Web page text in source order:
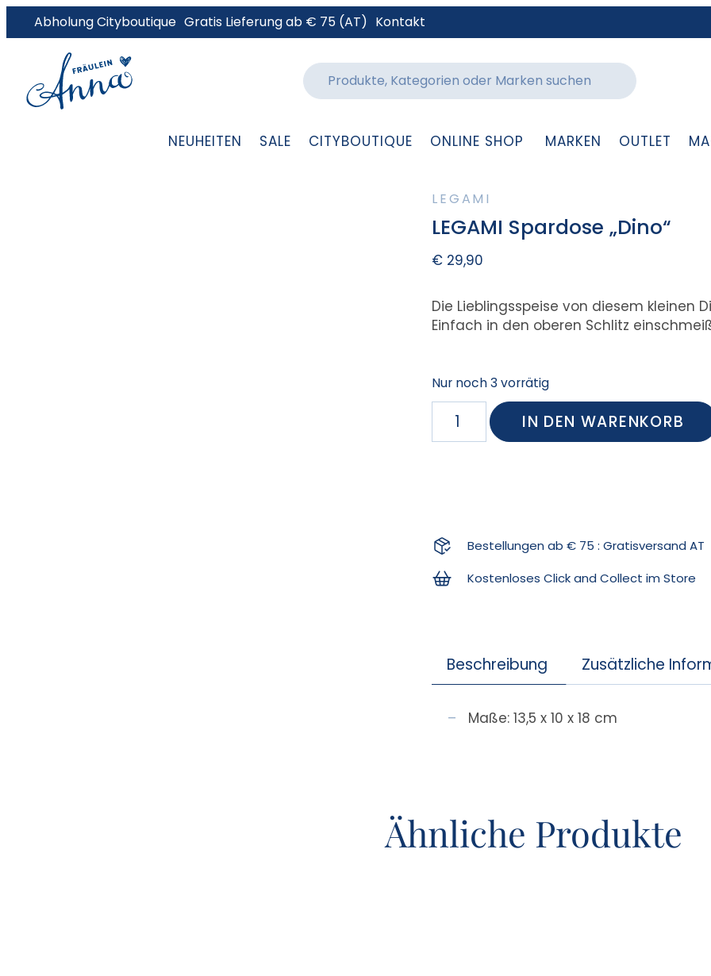
Abholung Cityboutique Gratis Lieferung ab € 75 (AT) Kontakt
NEUHEITEN SALE CITYBOUTIQUE ONLINE SHOP MARKEN OUTLET
LEGAMI
LEGAMI Spardose „Dino“
€ 29,90
Die Lieblingsspeise von diesem kleinen
Einfach in den oberen Schlitz
Nur noch 3 vorrätig
IN DEN WARENKORB
Bestellungen ab € 75 : Gratisversand AT
Kostenloses Click and Collect im Store
Beschreibung Zusätzliche
Maße: 13,5 x 10 x 18 cm
Ähnliche Produkte